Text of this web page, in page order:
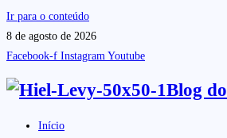
Ir para o conteúdo
8 de agosto de 2026
Facebook-f Instagram Youtube
Blog do
Início